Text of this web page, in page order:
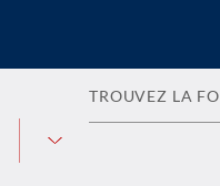
TROUVEZ LA